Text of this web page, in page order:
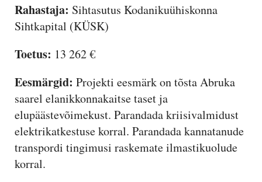
Rahastaja: Sihtasutus Kodanikuühiskonna
Sihtkapital (KÜSK)
Toetus: 13 262 €
Eesmärgid: Projekti eesmärk on tõsta Abruka
saarel elanikkonnakaitse taset ja
elupäästevõimekust. Parandada kriisivalmidust
elektrikatkestuse korral. Parandada kannatanude
transpordi tingimusi raskemate ilmastikuolude
korral.